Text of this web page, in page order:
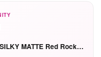
MAC M·A·CXIMAL SILKY MATTE Red Rock mat